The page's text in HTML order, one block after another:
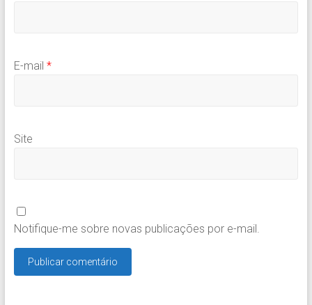
E-mail *
Site
Notifique-me sobre novas publicações por e-mail.